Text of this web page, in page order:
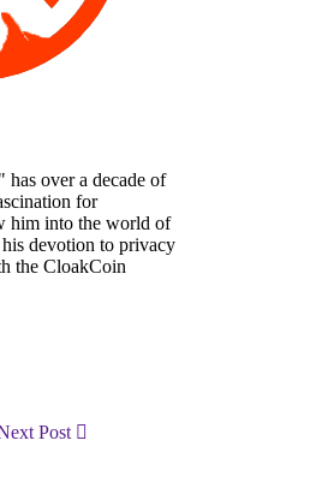
over a decade of
for
him into the world of
devotion to privacy
the CloakCoin
Post